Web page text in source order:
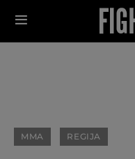
MMA REGIJA